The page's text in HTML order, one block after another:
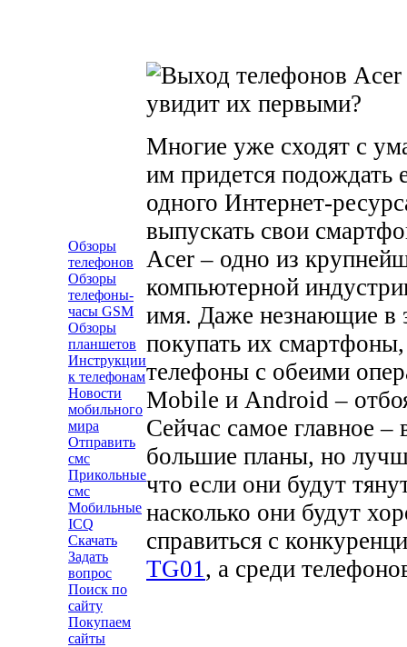
Обзоры
телефонов
Обзоры
телефоны-
часы GSM
Обзоры
планшетов
Инструкции
к телефонам
Новости
мобильного
мира
Отправить
смс
Прикольные
смс
Мобильные
ICQ
Скачать
Задать
вопрос
Поиск по
сайту
Покупаем
сайты
Многие уже сходят с
им придется
одного Интернет-
выпускать свои
Acer – одно из
компьютерной
имя. Даже незнающие в
покупать их
телефоны с обеими
Mobile и Android –
Сейчас самое главное
большие планы, но
что если они будут
насколько они будут
справиться с
TG01 , а среди